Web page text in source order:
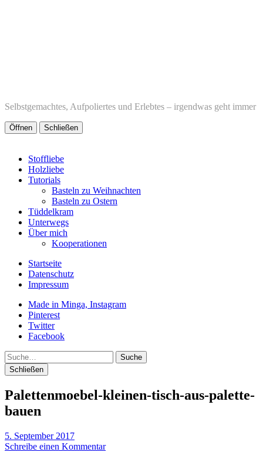
Selbstgemachtes, Aufpoliertes und Erlebtes – irgendwas geht immer
Öffnen Schließen
Stoffliebe
Holzliebe
Tutorials
Basteln zu Weihnachten
Basteln zu Ostern
Tüddelkram
Unterwegs
Über mich
Kooperationen
Startseite
Datenschutz
Impressum
Made in Minga, Instagram
Pinterest
Twitter
Facebook
Suche
Schließen
Palettenmoebel-kleinen-tisch-aus-palette-
bauen
5. September 2017
Schreibe einen Kommentar